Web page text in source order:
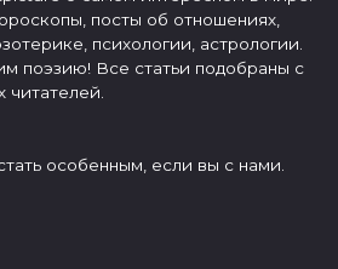
посты об отношениях,
психологии, астрологии.
поэзию! Все статьи подобраны с
особенным, если вы с нами.